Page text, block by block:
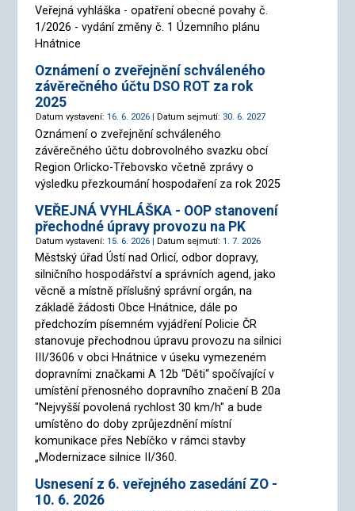
Veřejná vyhláška - opatření obecné povahy č.
1/2026 - vydání změny č. 1 Územního plánu
Hnátnice
Oznámení o zveřejnění schváleného
závěrečného účtu DSO ROT za rok
2025
Datum vystavení: 16. 6. 2026 | Datum sejmutí: 30. 6. 2027
Oznámení o zveřejnění schváleného
závěrečného účtu dobrovolného svazku obcí
Region Orlicko-Třebovsko včetně zprávy o
výsledku přezkoumání hospodaření za rok 2025
VEŘEJNÁ VYHLÁŠKA - OOP stanovení
přechodné úpravy provozu na PK
Datum vystavení: 15. 6. 2026 | Datum sejmutí: 1. 7. 2026
Městský úřad Ústí nad Orlicí, odbor dopravy,
silničního hospodářství a správních agend, jako
věcně a místně příslušný správní orgán, na
základě žádosti Obce Hnátnice, dále po
předchozím písemném vyjádření Policie ČR
stanovuje přechodnou úpravu provozu na silnici
III/3606 v obci Hnátnice v úseku vymezeném
dopravními značkami A 12b “Děti“ spočívající v
umístění přenosného dopravního značení B 20a
"Nejvyšší povolená rychlost 30 km/h" a bude
umístěno do doby zprůjezdnění místní
komunikace přes Nebíčko v rámci stavby
„Modernizace silnice II/360.
Usnesení z 6. veřejného zasedání ZO -
10. 6. 2026